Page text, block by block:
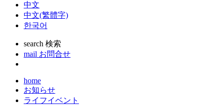
中文
中文(繁體字)
한국어
search 検索
mail お問合せ
home
お知らせ
ライフイベント